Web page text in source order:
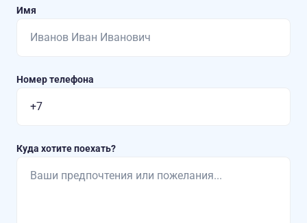
Имя
Номер телефона
Куда хотите поехать?